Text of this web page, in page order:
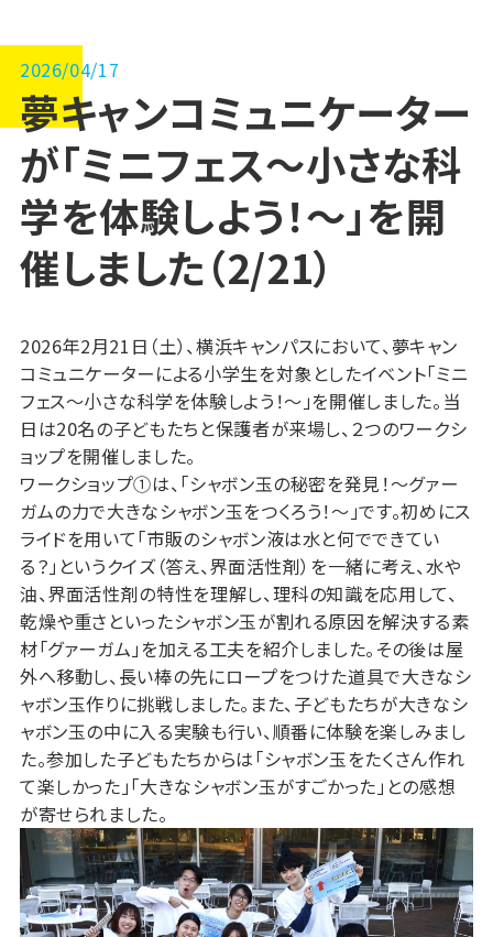
2026/04/17
夢キャンコミュニケーター
が「ミニフェス～小さな科
学を体験しよう！～」を開
催しました（2/21）
2026年2月21日（土）、横浜キャンパスにおいて、夢キャン
コミュニケーターによる小学生を対象としたイベント「ミニ
フェス～小さな科学を体験しよう！～」を開催しました。当
日は20名の子どもたちと保護者が来場し、２つのワークシ
ョップを開催しました。
ワークショップ①は、「シャボン玉の秘密を発見！～グァー
ガムの力で大きなシャボン玉をつくろう！～」です。初めにス
ライドを用いて「市販のシャボン液は水と何でできてい
る？」というクイズ（答え、界面活性剤）を一緒に考え、水や
油、界面活性剤の特性を理解し、理科の知識を応用して、
乾燥や重さといったシャボン玉が割れる原因を解決する素
材「グァーガム」を加える工夫を紹介しました。その後は屋
外へ移動し、長い棒の先にロープをつけた道具で大きなシ
ャボン玉作りに挑戦しました。また、子どもたちが大きなシ
ャボン玉の中に入る実験も行い、順番に体験を楽しみまし
た。参加した子どもたちからは「シャボン玉をたくさん作れ
て楽しかった」「大きなシャボン玉がすごかった」との感想
が寄せられました。